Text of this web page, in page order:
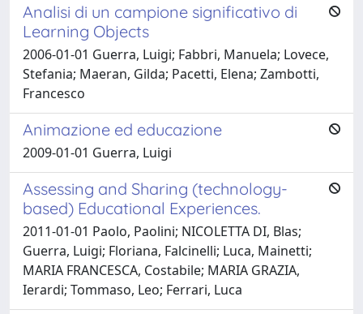
Analisi di un campione significativo di
Learning Objects
2006-01-01 Guerra, Luigi; Fabbri, Manuela; Lovece,
Stefania; Maeran, Gilda; Pacetti, Elena; Zambotti,
Francesco
Animazione ed educazione
2009-01-01 Guerra, Luigi
Assessing and Sharing (technology-
based) Educational Experiences.
2011-01-01 Paolo, Paolini; NICOLETTA DI, Blas;
Guerra, Luigi; Floriana, Falcinelli; Luca, Mainetti;
MARIA FRANCESCA, Costabile; MARIA GRAZIA,
Ierardi; Tommaso, Leo; Ferrari, Luca